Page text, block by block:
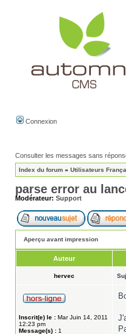
Connexion
Consulter les messages sans
Index du forum » Utilisateurs
parse error au
Modérateur: Support
Aperçu avant impression
Auteur
hervec
Inscrit(e) le : Mar Juin 14, 2011
12:23 pm
Message(s) : 1